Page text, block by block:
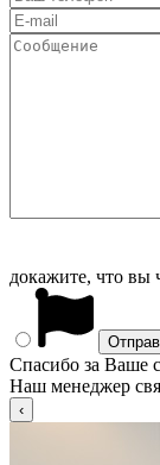
докажите, что вы
Спасибо за Ваше
Наш менеджер